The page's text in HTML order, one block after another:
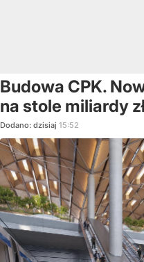
Budowa CPK.
na stole miliardy
Dodano: dzisiaj 15:52